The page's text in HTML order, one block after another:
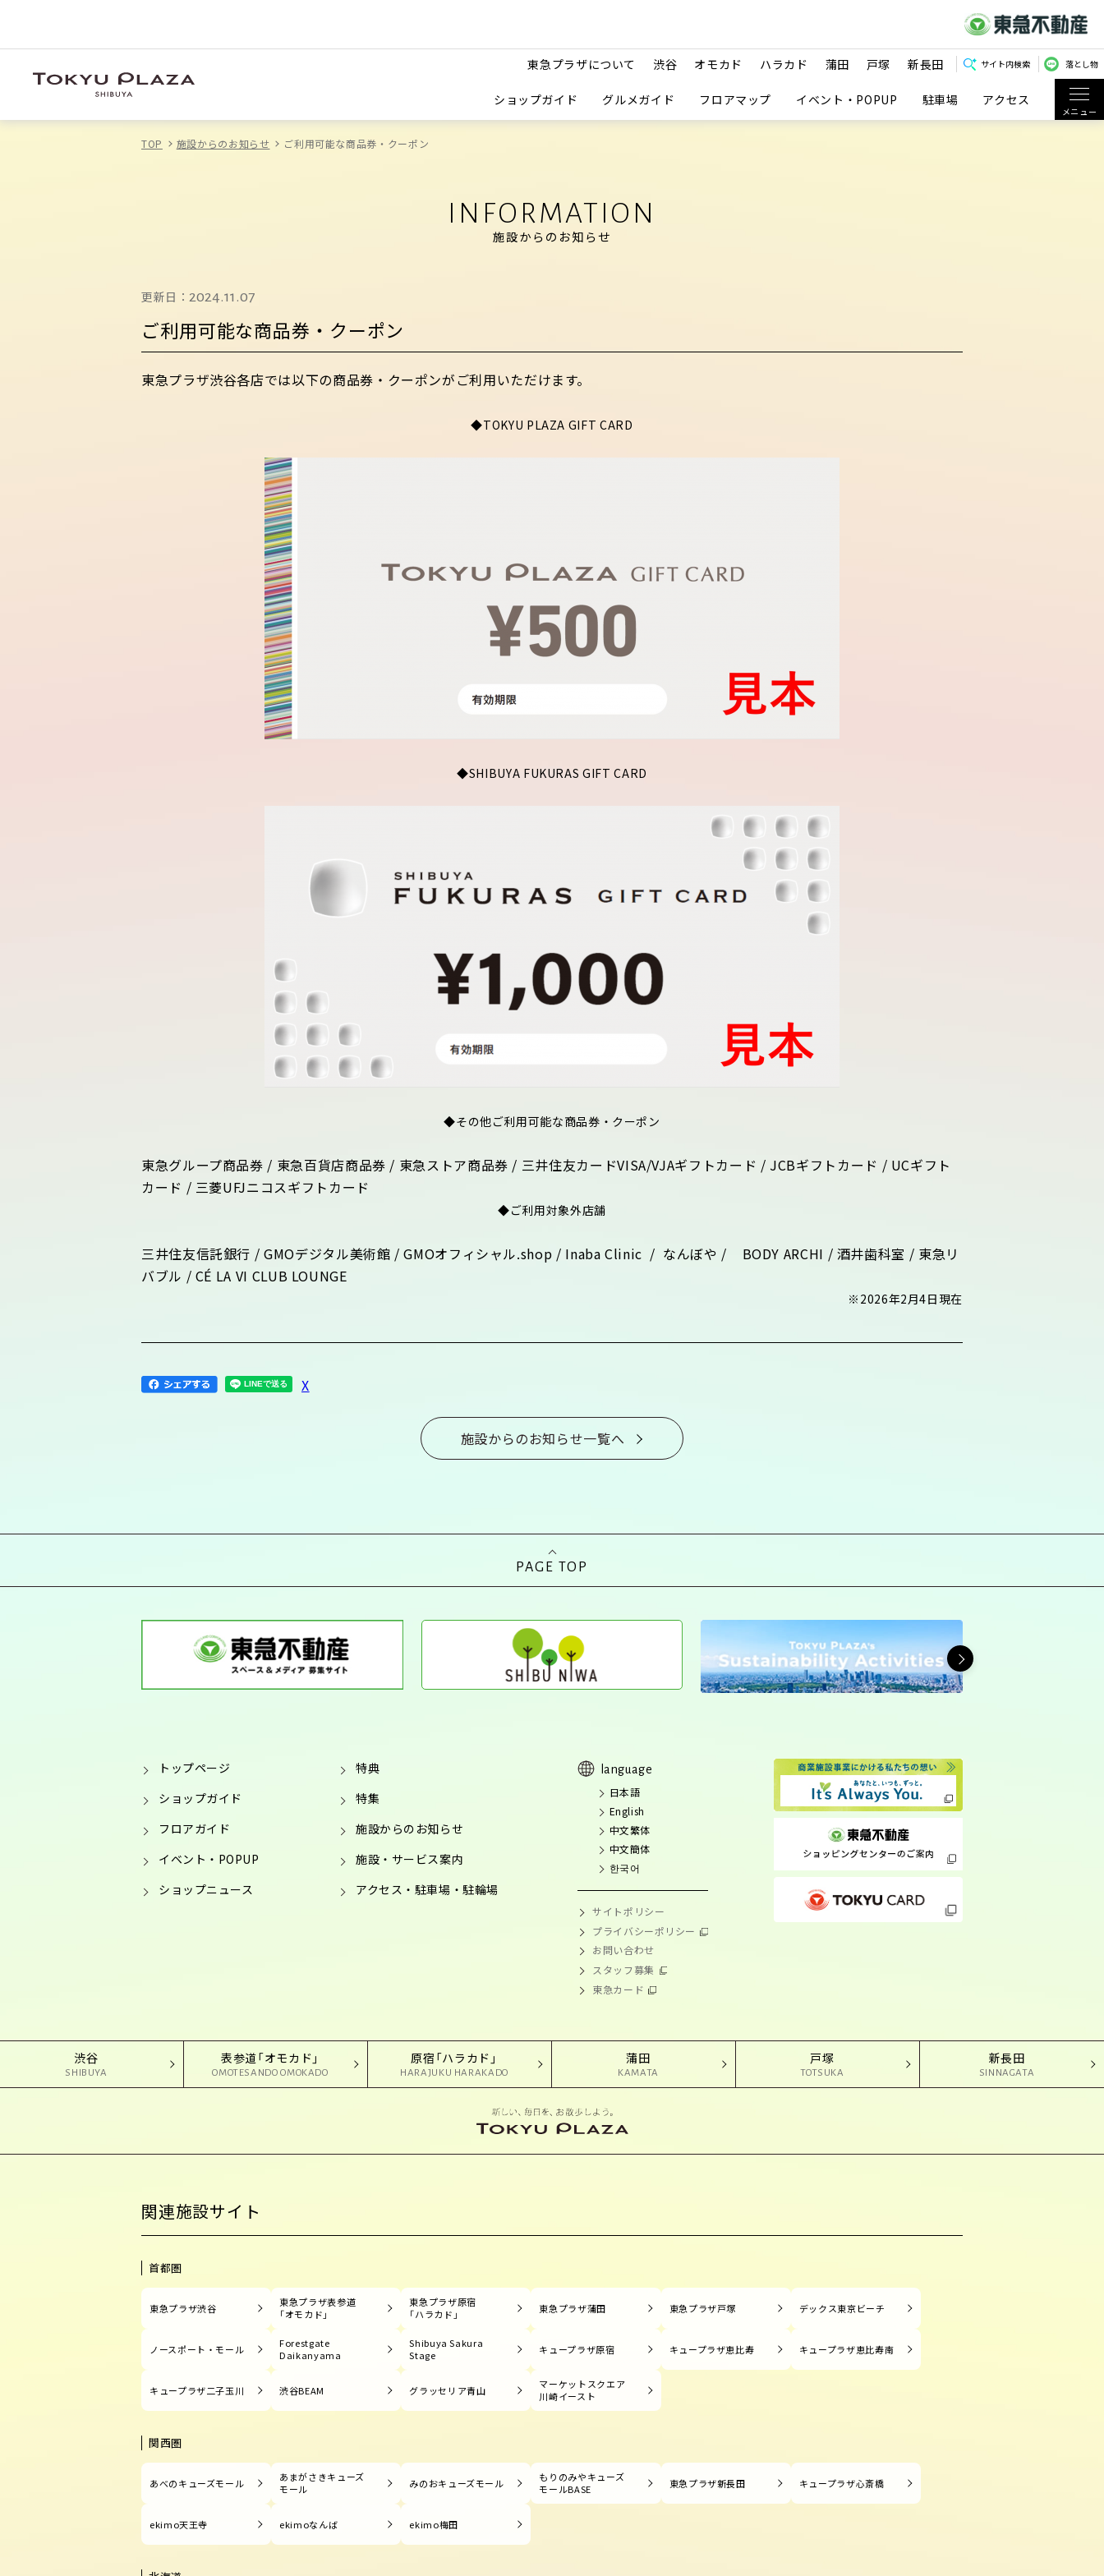
東急プラザについて 渋谷 オモカド ハラカド 蒲田 戸塚 新長田 サイト内検索 落とし物
ショップガイド グルメガイド フロアマップ イベント・POPUP 駐車場 アクセス
メニュー
TOP 施設からのお知らせ ご利用可能な商品券・クーポン
INFORMATION
施設からのお知らせ
更新日：2024.11.07
ご利用可能な商品券・クーポン
東急プラザ渋谷各店では以下の商品券・クーポンがご利用いただけます。
◆TOKYU PLAZA GIFT CARD
◆SHIBUYA FUKURAS GIFT CARD
◆その他ご利用可能な商品券・クーポン
東急グループ商品券 / 東急百貨店商品券 / 東急ストア商品券 / 三井住友カードVISA/VJAギフトカード / JCBギフトカード / UCギフト
カード / 三菱UFJニコスギフトカード
◆ご利用対象外店舗
三井住友信託銀行 / GMOデジタル美術館 / GMOオフィシャル.shop / Inaba Clinic / なんぼや / BODY ARCHI / 酒井歯科室 / 東急リ
バブル / CÉ LA VI CLUB LOUNGE
※2026年2月4日現在
X
施設からのお知らせ一覧へ
PAGE TOP
トップページ
ショップガイド
フロアガイド
イベント・POPUP
ショップニュース
特典
特集
施設からのお知らせ
施設・サービス案内
アクセス・駐車場・駐輪場
language
日本語
English
中文繁体
中文簡体
한국어
サイトポリシー
プライバシーポリシー
お問い合わせ
スタッフ募集
東急カード
渋谷
SHIBUYA
表参道「オモカド」
OMOTESANDO OMOKADO
原宿「ハラカド」
HARAJUKU HARAKADO
蒲田
KAMATA
戸塚
TOTSUKA
新長田
SINNAGATA
関連施設サイト
首都圏
東急プラザ渋谷
東急プラザ表参道
「オモカド」
東急プラザ原宿
「ハラカド」
東急プラザ蒲田 東急プラザ戸塚 デックス東京ビーチ
ノースポート・モール
Forestgate
Daikanyama
Shibuya Sakura
Stage
キュープラザ原宿 キュープラザ恵比寿 キュープラザ恵比寿南
キュープラザ二子玉川 渋谷BEAM グラッセリア青山
マーケットスクエア
川崎イースト
関西圏
あべのキューズモール
あまがさきキューズ
モール
みのおキューズモール
もりのみやキューズ
モールBASE
東急プラザ新長田 キュープラザ心斎橋
ekimo天王寺 ekimoなんば ekimo梅田